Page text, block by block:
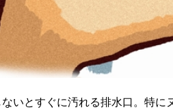
いとすぐに汚れる排水口。特